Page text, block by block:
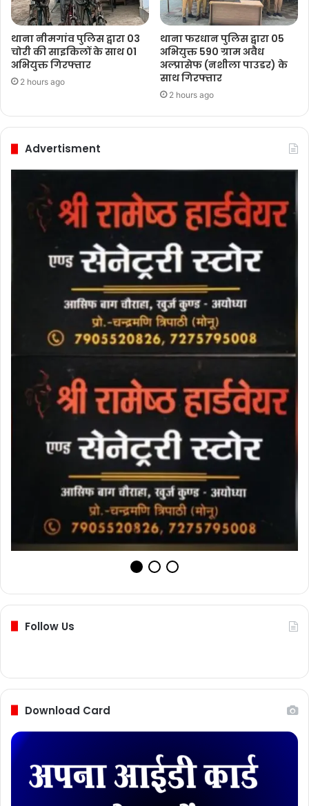
थाना नीमगांव पुलिस द्वारा 03
चोरी की साइकिलों के साथ 01
अभियुक्त गिरफ्तार
2 hours ago
थाना फरधान पुलिस द्वारा 05
अभियुक्त 590 ग्राम अवैध
अल्प्रासेफ (नशीला पाउडर) के
साथ गिरफ्तार
2 hours ago
Advertisment
Follow Us
Download Card